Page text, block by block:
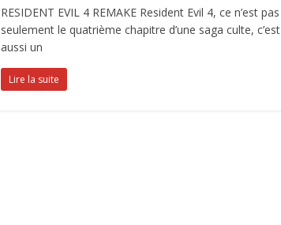
RESIDENT EVIL 4 REMAKE Resident Evil 4, ce n’est pas
seulement le quatrième chapitre d’une saga culte, c’est
aussi un
Lire la suite